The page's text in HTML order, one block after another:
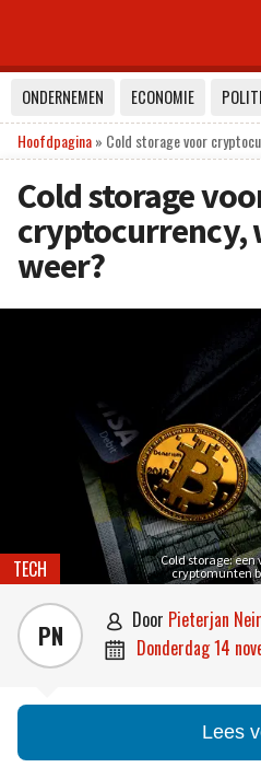
ONDERNEMEN ECONOMIE
Hoofdpagina» Cold storage voor
Cold storage
cryptocurrency,
weer?
Cold storage:
cryptomunten
TECH
PN  door Pieterjan
 donderdag 14
Lees